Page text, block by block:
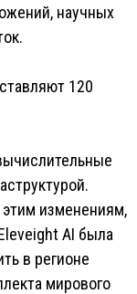
научных
120
изменениям,
AI была
в регионе
мирового